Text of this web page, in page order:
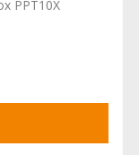
PPT10X